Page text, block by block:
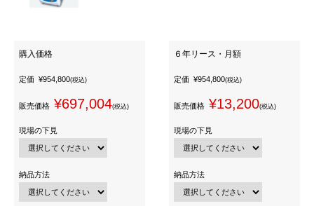
購入価格
定価 ¥954,800(税込)
販売価格 ¥697,004(税込)
現場の下見
納品方法
６年リース・月額
定価 ¥954,800(税込)
販売価格 ¥13,200(税込)
現場の下見
納品方法